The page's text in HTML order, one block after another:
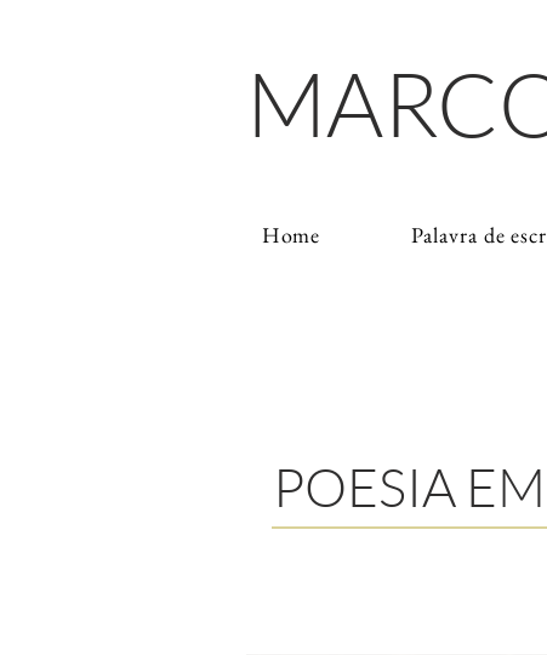
Home Palavra de
POESIA